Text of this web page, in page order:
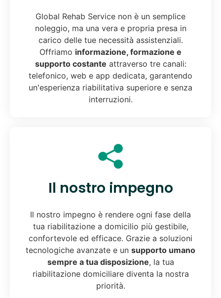
Global Rehab Service non è un semplice
noleggio, ma una vera e propria presa in
carico delle tue necessità assistenziali.
Offriamo informazione, formazione e
supporto costante attraverso tre canali:
telefonico, web e app dedicata, garantendo
un'esperienza riabilitativa superiore e senza
interruzioni.
Il nostro impegno
Il nostro impegno è rendere ogni fase della
tua riabilitazione a domicilio più gestibile,
confortevole ed efficace. Grazie a soluzioni
tecnologiche avanzate e un supporto umano
sempre a tua disposizione, la tua
riabilitazione domiciliare diventa la nostra
priorità.